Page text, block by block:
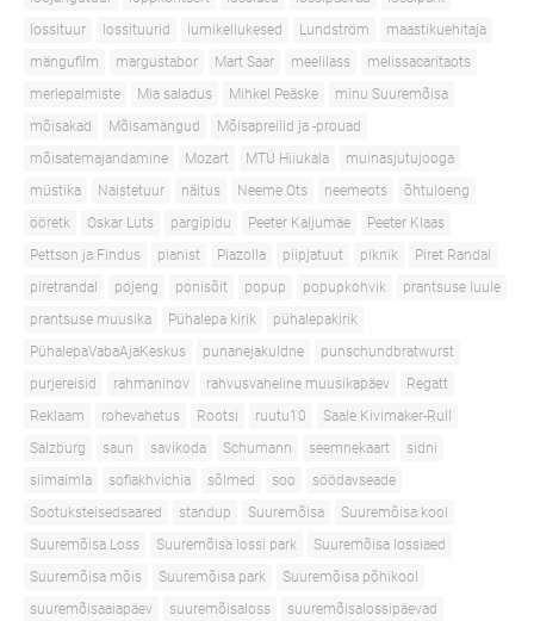
lossituur
lossituurid lumikellukesed Lundström
maastikuehitaja
mängufilm
margustabor Mart Saar meelilass
melissacaritaots
merlepalmiste
Mia saladus Mihkel Peäske
minu Suuremõisa
mõisakad
Mõisamängud
Mõisapreilid ja -prouad
mõisatemajandamine
Mozart MTÜ Hiiukala
muinasjutujooga
müstika
Naistetuur näitus Neeme Ots neemeots
õhtuloeng
ööretk
Oskar Luts pargipidu Peeter Kaljumäe
Peeter Klaas
Pettson ja Findus
pianist Piazolla piipjatuut piknik
Piret Randal
piretrandal
pojeng ponisõit popup popupkohvik
prantsuse luule
prantsuse muusika
Pühalepa kirik
pühalepakirik
PühalepaVabaAjaKeskus
punanejakuldne
punschundbratwurst
purjereisid
rahmaninov rahvusvaheline muusikapäev
Regatt
Reklaam
rohevahetus Rootsi ruutu10
Saale Kivimaker-Rull
Salzburg
saun savikoda Schumann seemnekaart
sidni
siimaimla
sofiakhvichia sõlmed soo
söödavseade
Sootuksteisedsaared
standup Suuremõisa
Suuremõisa kool
Suuremõisa Loss
Suuremõisa lossi park
Suuremõisa lossiaed
Suuremõisa mõis
Suuremõisa park
Suuremõisa põhikool
suuremõisaaiapäev
suuremõisaloss
suuremõisalossipäevad